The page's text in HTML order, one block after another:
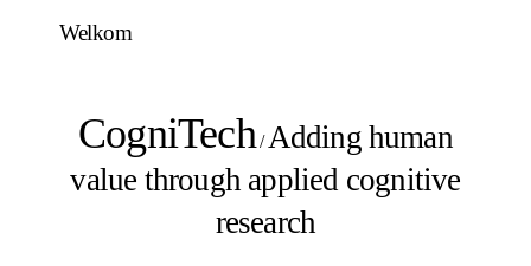
Welkom
CogniTech/Adding human
value through applied cognitive
research